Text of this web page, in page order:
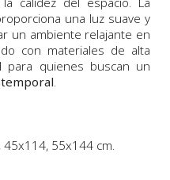
una luz suave y
un ambiente relajante en
con materiales de alta
para quienes buscan un
45x114, 55x144 cm.